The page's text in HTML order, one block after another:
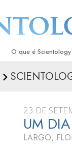
O que é
Crenças e Práticas
Aquilo que os
sobre Scientology
Conheça um
23 DE
UM
LARGO,